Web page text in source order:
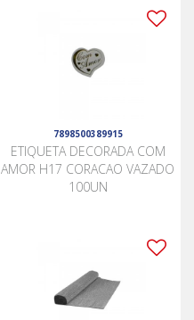
7898500389915
ETIQUETA DECORADA COM
AMOR H17 CORACAO VAZADO
100UN